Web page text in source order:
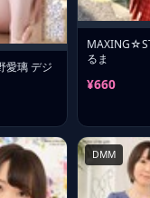
愛璃 デジ
るま
¥660
DMM